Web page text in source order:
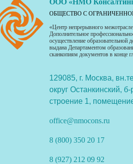
ООО «НМО
ОБЩЕСТВО С
«Центр непрерывного
Дополнительное
осуществление образовательной
выдана Департаментом
сканкопиям документов в конце
129085, г. Москва,
округ Останкинский,
строение 1,
office@nmocons.ru
8 (800) 350 20 17
8 (927) 212 09 92